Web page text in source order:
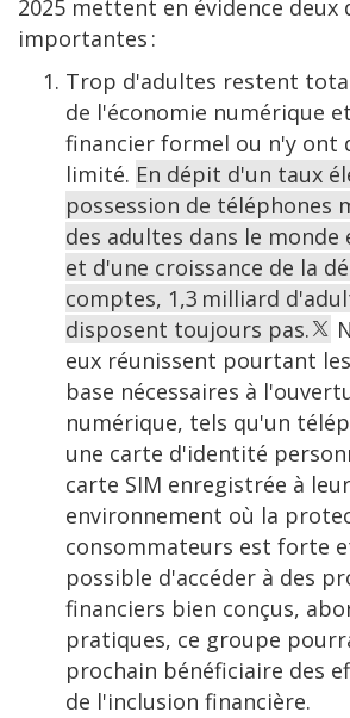
2025 mettent en évidence deux
importantes :
Trop d'adultes restent
de l'économie numérique
financier formel ou n'y ont
limité. En dépit d'un taux
possession de téléphones
des adultes dans le
et d'une croissance de la
comptes, 1,3 milliard
disposent toujours pas.
eux réunissent pourtant
base nécessaires à
numérique, tels qu'un
une carte d'identité
carte SIM enregistrée à
environnement où la
consommateurs est forte
possible d'accéder à des
financiers bien conçus,
pratiques, ce groupe
prochain bénéficiaire des
de l'inclusion financière.